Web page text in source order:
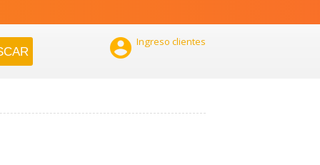
 Ingreso clientes